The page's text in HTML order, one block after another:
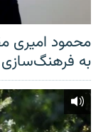
محمود امیری
به فرهنگ‌سازی